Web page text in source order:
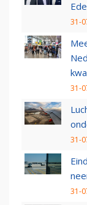
31-
31-
31-
31-